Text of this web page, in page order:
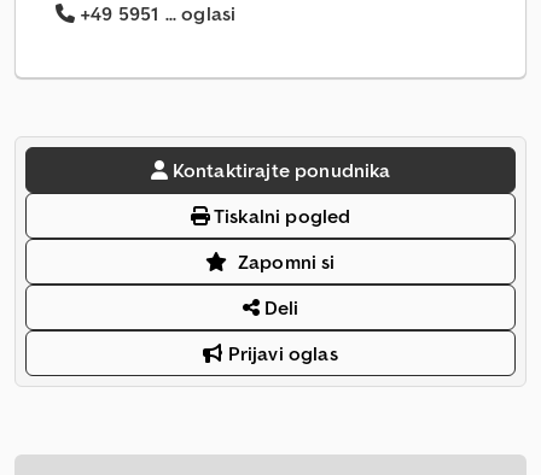
+49 5951 ... oglasi
Kontaktirajte ponudnika
Tiskalni pogled
Zapomni si
Deli
Prijavi oglas